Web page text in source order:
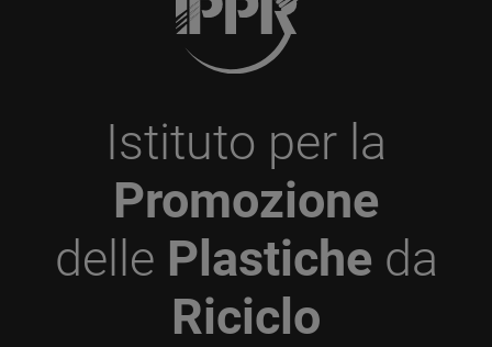
Istituto per la
Promozione
delle Plastiche da
Riciclo